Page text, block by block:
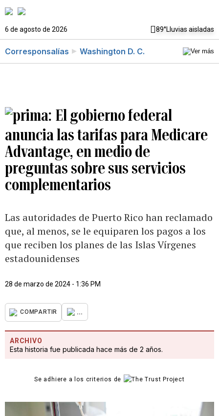
6 de agosto de 2026 89°Lluvias aisladas
Corresponsalías Washington D. C.
El gobierno federal
anuncia las tarifas para Medicare
Advantage, en medio de
preguntas sobre sus servicios
complementarios
Las autoridades de Puerto Rico han reclamado
que, al menos, se le equiparen los pagos a los
que reciben los planes de las Islas Vírgenes
estadounidenses
28 de marzo de 2024 - 1:36 PM
COMPARTIR ...
ARCHIVO
Esta historia fue publicada hace más de 2 años.
Se adhiere a los criterios de